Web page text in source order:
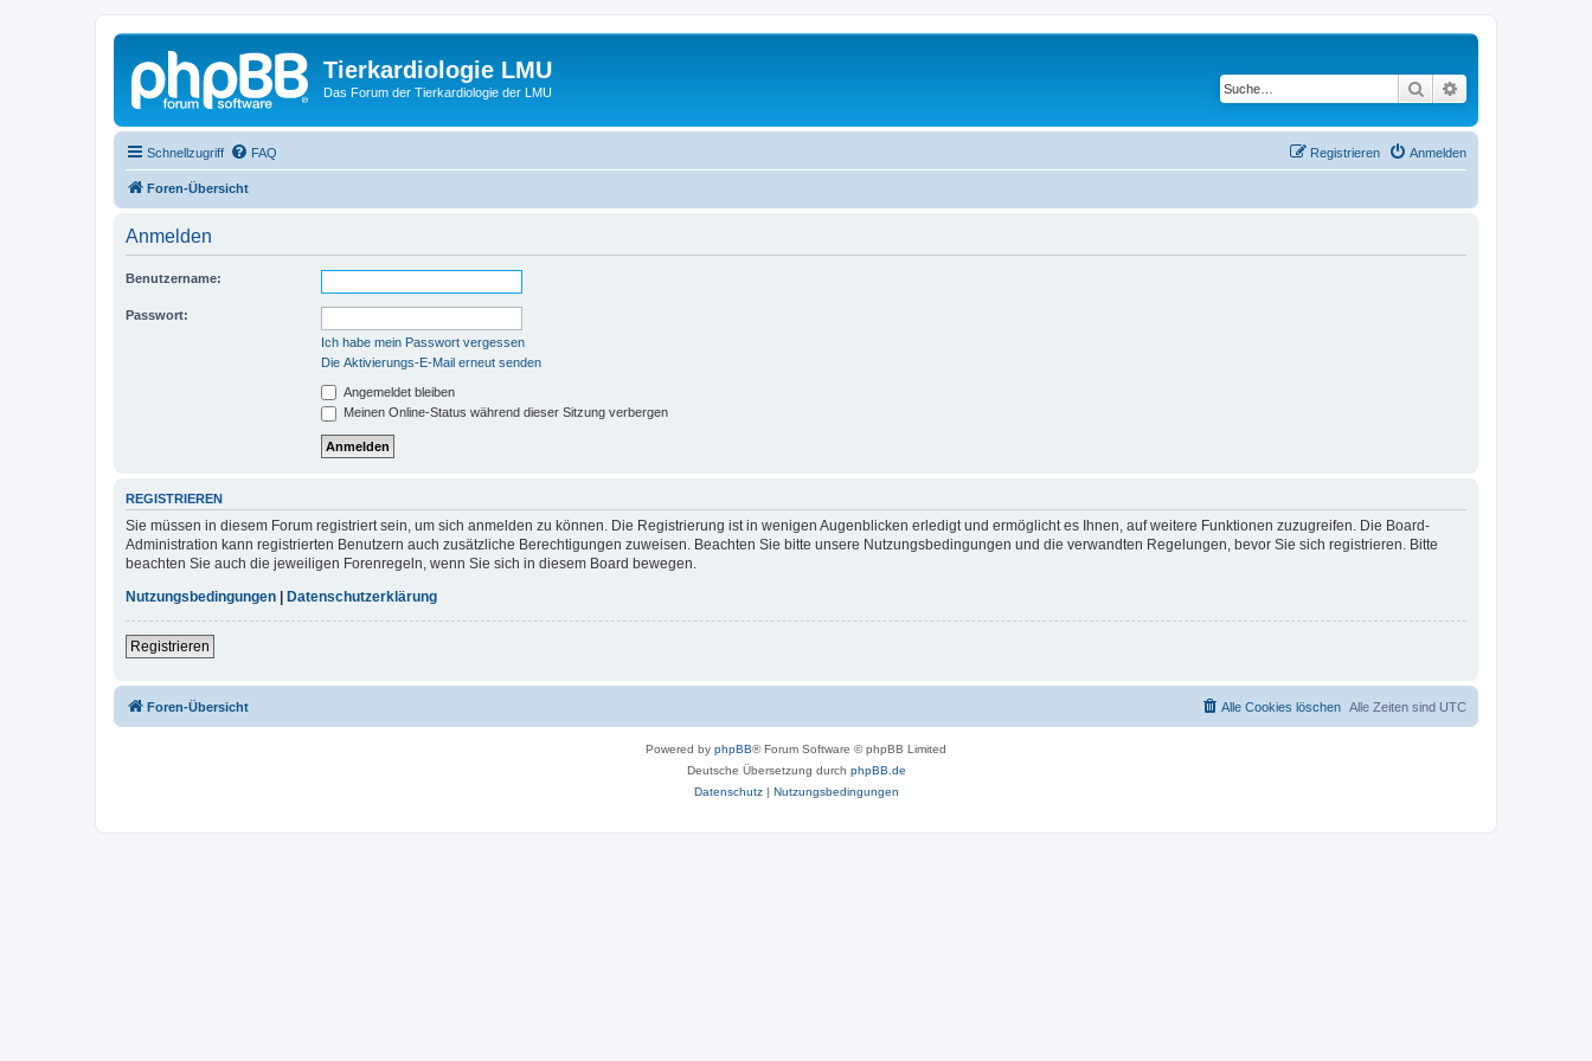
Tierkardiologie LMU
Das Forum der Tierkardiologie der LMU Suche
Schnellzugriff FAQ Anmelden
Registrieren
Foren-Übersicht
Anmelden
Benutzername:
Passwort:
Ich habe mein Passwort vergessen
Die Aktivierungs-E-Mail erneut senden
Angemeldet bleiben
Meinen Online-Status während dieser Sitzung verbergen
REGISTRIEREN
Sie müssen in diesem Forum registriert sein, um sich anmelden zu können. Die Registrierung ist in wenigen Augenblicken erledigt und ermöglicht es Ihnen, auf weitere Funktionen zuzugreifen. Die Board-
Administration kann registrierten Benutzern auch zusätzliche Berechtigungen zuweisen. Beachten Sie bitte unsere Nutzungsbedingungen und die verwandten Regelungen, bevor Sie sich registrieren. Bitte
beachten Sie auch die jeweiligen Forenregeln, wenn Sie sich in diesem Board bewegen.
Nutzungsbedingungen
Datenschutzerklärung
Registrieren
Foren-Übersicht Alle Zeiten sind UTC
Alle Cookies löschen
Powered by phpBB® Forum Software © phpBB Limited
Deutsche Übersetzung durch phpBB.de
Datenschutz| Nutzungsbedingungen